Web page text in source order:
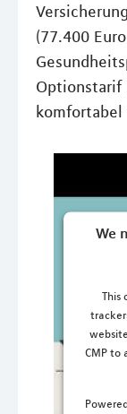
(77.400
Optionstarif
We
This
CMP to